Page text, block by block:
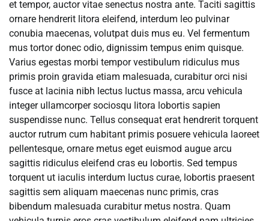
et tempor, auctor vitae senectus nostra ante. Taciti sagittis
ornare hendrerit litora eleifend, interdum leo pulvinar
conubia maecenas, volutpat duis mus eu. Vel fermentum
mus tortor donec odio, dignissim tempus enim quisque.
Varius egestas morbi tempor vestibulum ridiculus mus
primis proin gravida etiam malesuada, curabitur orci nisi
fusce at lacinia nibh lectus luctus massa, arcu vehicula
integer ullamcorper sociosqu litora lobortis sapien
suspendisse nunc. Tellus consequat erat hendrerit torquent
auctor rutrum cum habitant primis posuere vehicula laoreet
pellentesque, ornare metus eget euismod augue arcu
sagittis ridiculus eleifend cras eu lobortis. Sed tempus
torquent ut iaculis interdum luctus curae, lobortis praesent
sagittis sem aliquam maecenas nunc primis, cras
bibendum malesuada curabitur metus nostra. Quam